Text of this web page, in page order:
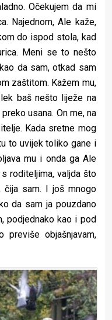
Očekujem da mi
Najednom, Ale kaže,
do ispod stola, kad
Meni se to nešto
da sam, otkad sam
zaštitom. Kažem mu,
baš nešto liježe na
usana. On me, na
Kada sretne mog
to uvijek toliko gane i
mu i onda ga Ale
roditeljima, valjda što
čija sam. I još mnogo
da sam ja pouzdano
podjednako kao i pod
objašnjavam,